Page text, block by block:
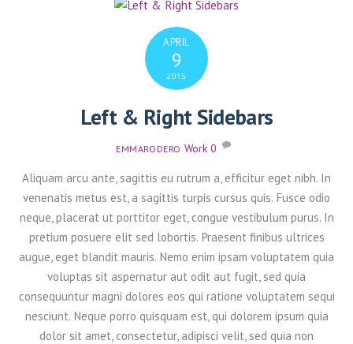
APRIL
9
2015
Left & Right Sidebars
EMMARODERO Work 0
Aliquam arcu ante, sagittis eu rutrum a, efficitur eget nibh. In
venenatis metus est, a sagittis turpis cursus quis. Fusce odio
neque, placerat ut porttitor eget, congue vestibulum purus. In
pretium posuere elit sed lobortis. Praesent finibus ultrices
augue, eget blandit mauris. Nemo enim ipsam voluptatem quia
voluptas sit aspernatur aut odit aut fugit, sed quia
consequuntur magni dolores eos qui ratione voluptatem sequi
nesciunt. Neque porro quisquam est, qui dolorem ipsum quia
dolor sit amet, consectetur, adipisci velit, sed quia non